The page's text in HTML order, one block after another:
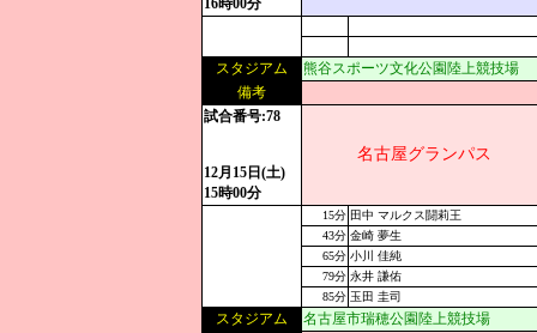
16時00分
スタジアム
熊谷スポーツ文化公園陸上競技場
備考
試合番号:78
12月15日(土)
15時00分
名古屋グランパス
15分 田中 マルクス闘莉王
43分 金崎 夢生
65分 小川 佳純
79分 永井 謙佑
85分 玉田 圭司
スタジアム
名古屋市瑞穂公園陸上競技場